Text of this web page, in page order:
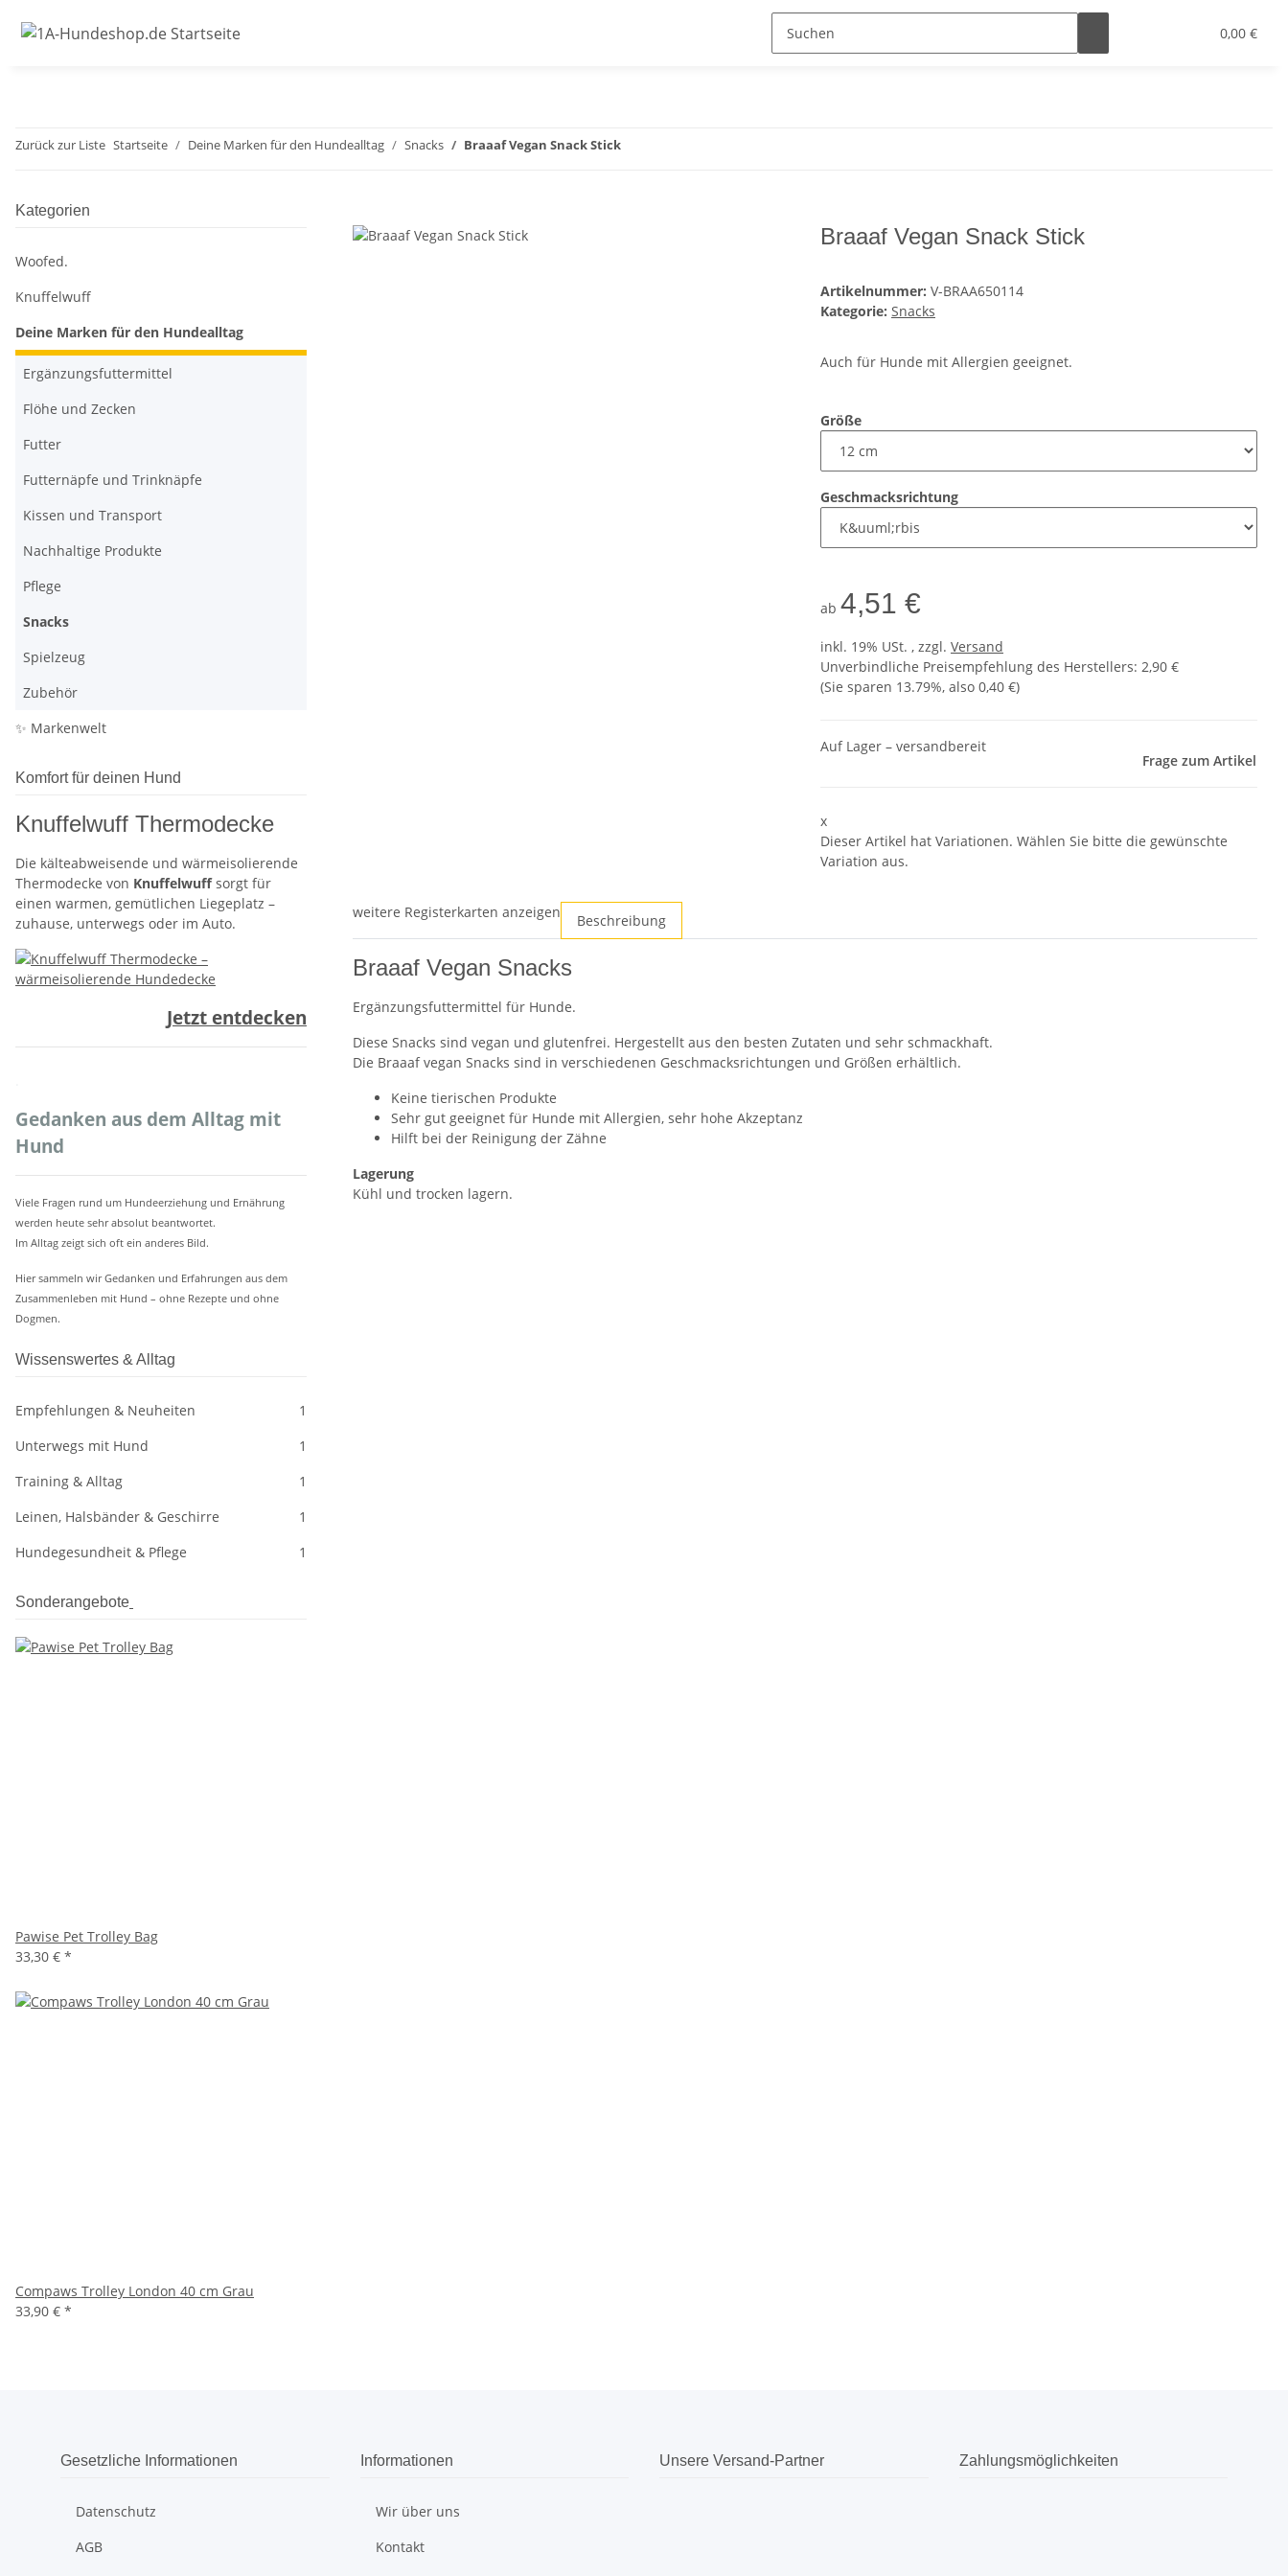
0,00 €
Zurück zur Liste Startseite Deine Marken für den Hundealltag Snacks Braaaf Vegan Snack Stick
Braaaf Vegan Snack Stick
Artikelnummer: V-BRAA650114
Kategorie: Snacks
Auch für Hunde mit Allergien geeignet.
Größe
Geschmacksrichtung
ab 4,51 €
inkl. 19% USt. , zzgl. Versand
Unverbindliche Preisempfehlung des Herstellers: 2,90 €
(Sie sparen 13.79%, also 0,40 €)
Auf Lager – versandbereit
Frage zum Artikel
x
Dieser Artikel hat Variationen. Wählen Sie bitte die gewünschte
Variation aus.
weitere Registerkarten anzeigen Beschreibung
Braaaf Vegan Snacks
Ergänzungsfuttermittel für Hunde.
Diese Snacks sind vegan und glutenfrei. Hergestellt aus den besten Zutaten und sehr schmackhaft.
Die Braaaf vegan Snacks sind in verschiedenen Geschmacksrichtungen und Größen erhältlich.
Keine tierischen Produkte
Sehr gut geeignet für Hunde mit Allergien, sehr hohe Akzeptanz
Hilft bei der Reinigung der Zähne
Lagerung
Kühl und trocken lagern.
Kategorien
Woofed.
Knuffelwuff
Deine Marken für den Hundealltag
Ergänzungsfuttermittel
Flöhe und Zecken
Futter
Futternäpfe und Trinknäpfe
Kissen und Transport
Nachhaltige Produkte
Pflege
Snacks
Spielzeug
Zubehör
✨ Markenwelt
Komfort für deinen Hund
Knuffelwuff Thermodecke
Die kälteabweisende und wärmeisolierende
Thermodecke von Knuffelwuffsorgt für
einen warmen, gemütlichen Liegeplatz –
zuhause, unterwegs oder im Auto.
Jetzt entdecken
Gedanken aus dem Alltag mit
Hund
Viele Fragen rund um Hundeerziehung und Ernährung
werden heute sehr absolut beantwortet.
Im Alltag zeigt sich oft ein anderes Bild.
Hier sammeln wir Gedanken und Erfahrungen aus dem
Zusammenleben mit Hund – ohne Rezepte und ohne
Dogmen.
Wissenswertes & Alltag
Empfehlungen & Neuheiten
1
Unterwegs mit Hund
1
Training & Alltag
1
Leinen, Halsbänder & Geschirre
1
Hundegesundheit & Pflege
1
Sonderangebote
Pawise Pet Trolley Bag
33,30 € *
Compaws Trolley London 40 cm Grau
33,90 € *
Gesetzliche Informationen
Datenschutz
AGB
Informationen
Wir über uns
Kontakt
Unsere Versand-Partner Zahlungsmöglichkeiten